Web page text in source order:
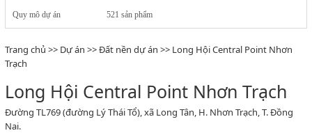
Quy mô dự án 521 sản phẩm
Trang chủ >> Dự án >>Đất nền dự án >> Long Hội Central Point Nhơn
Trạch
Long Hội Central Point Nhơn Trạch
Đường TL769 (đường Lý Thái Tổ), xã Long Tân, H. Nhơn Trạch, T. Đồng
Nai.